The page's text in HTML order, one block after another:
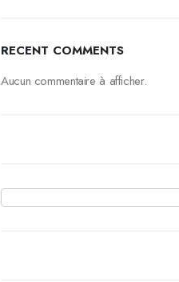
RECENT COMMENTS
Aucun commentaire à afficher.